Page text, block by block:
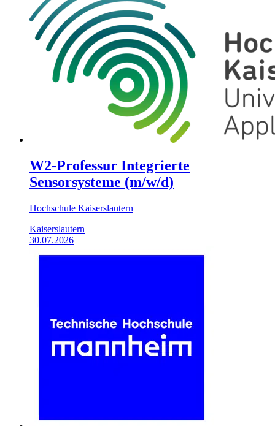
W2-Professur Integrierte
Sensorsysteme (m/w/d)
Hochschule Kaiserslautern
Kaiserslautern
30.07.2026